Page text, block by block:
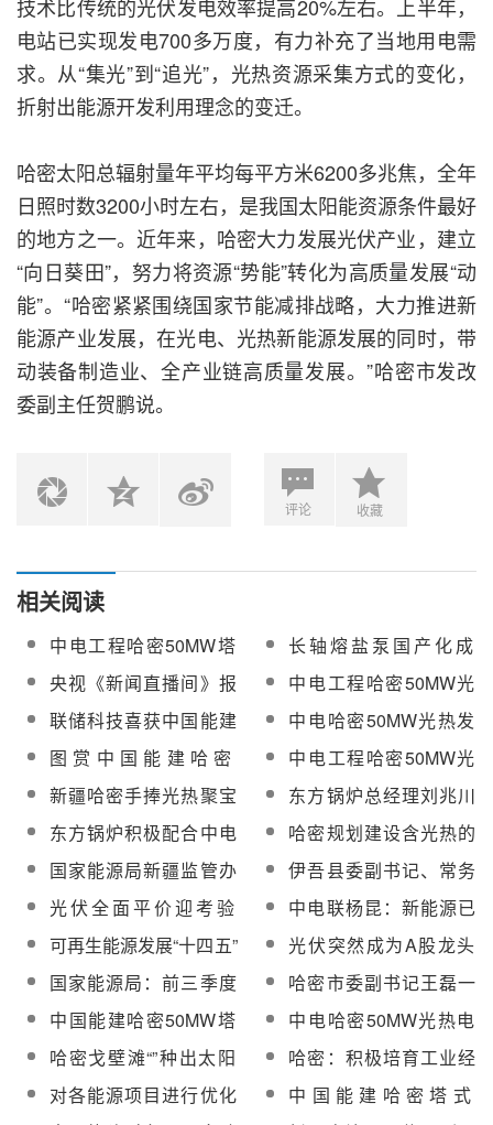
技术比传统的光伏发电效率提高20%左右。上半年，
电站已实现发电700多万度，有力补充了当地用电需
求。从“集光”到“追光”，光热资源采集方式的变化，
折射出能源开发利用理念的变迁。
哈密太阳总辐射量年平均每平方米6200多兆焦，全年
日照时数3200小时左右，是我国太阳能资源条件最好
的地方之一。近年来，哈密大力发展光伏产业，建立
“向日葵田”，努力将资源“势能”转化为高质量发展“动
能”。“哈密紧紧围绕国家节能减排战略，大力推进新
能源产业发展，在光电、光热新能源发展的同时，带
动装备制造业、全产业链高质量发展。”哈密市发改
委副主任贺鹏说。
评论 收藏
相关阅读
中电工程哈密50MW塔
式光热发电项目一次并
网成功
长轴熔盐泵国产化成
功！济南华威供货哈密
50MW光热电站的长轴
熔盐泵顺利投运
央视《新闻直播间》报
道中电工程哈密50MW
塔式光热发电项目
中电工程哈密50MW光
热电站春节期间连续作
业
联储科技喜获中国能建
哈密50MW塔式光热项
目总承包方表扬信
中电哈密50MW光热发
电示范项目定日镜组装
生产交检合格率100%
图赏中国能建哈密
50MW塔式光热电站，
直击项目建设精彩瞬
间！
中电工程哈密50MW光
热发电示范项目超高型
D800-42塔吊顺利拆除
新疆哈密手捧光热聚宝
盆，能源产业发展拉动
经济逆势上扬
东方锅炉总经理刘兆川
赴中电工程哈密50MW
光热发电项目现场指导
工作
东方锅炉积极配合中电
工程哈密50MW光热发
电项目熔盐上塔计划
哈密规划建设含光热的
综合能源基地，争取
2030年形成直接投资超
5500亿元
国家能源局新疆监管办
公室王宏飞一行赴哈密
光热项目现场检查指导
工作
伊吾县委副书记、常务
副县长蒋笑阳赴哈密光
热项目调研
光伏全面平价迎考验
——如何降隐性成本？
中电联杨昆：新能源已
进入增量替代阶段
可再生能源发展“十四五”
规划(送审稿)预计将于
2021年3月底前形成
光伏突然成为A股龙头
的背后
国家能源局：前三季度
光伏新增装机18.7GW
分布式8.66GW
哈密市委副书记王磊一
行赴哈密塔式光热项目
检查指导工作
中国能建哈密50MW塔
式光热电站已安装完成
9000台定日镜
中电哈密50MW光热电
站开展机组整套启动操
作演练
哈密戈壁滩“”种出太阳
城”
哈密：积极培育工业经
济新的增长点，规模以
上企业达到141家
对各能源项目进行优化
中国能建哈密塔式